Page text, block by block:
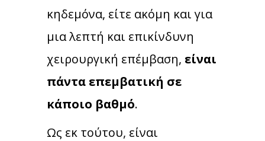
κηδεμόνα, είτε ακόμη και για
μια λεπτή και επικίνδυνη
χειρουργική επέμβαση, είναι
πάντα επεμβατική σε
κάποιο βαθμό.
Ως εκ τούτου, είναι